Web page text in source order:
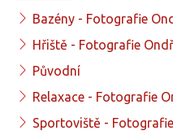
Bazény - Fotografie
Hřiště - Fotografie
Původní
Relaxace - Fotografie
Sportoviště -